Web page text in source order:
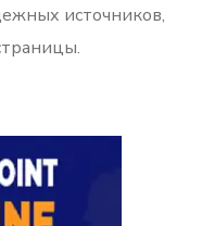
источников,